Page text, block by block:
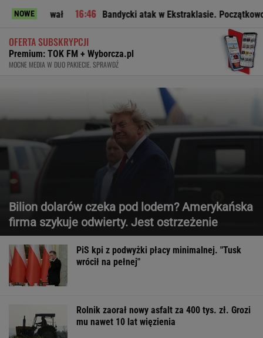
NOWE Bandycki atak w Ekstraklasie. Początkowo sędzia
OFERTA SUBSKRYPCJI
Premium: TOK FM + Wyborcza.pl
MOCNE MEDIA W DUO PAKIECIE. SPRAWDŹ
Bilion dolarów czeka pod lodem? Amerykańska
firma szykuje odwierty. Jest ostrzeżenie
PiS kpi z podwyżki płacy minimalnej. "Tusk
wrócił na pełnej"
Rolnik zaorał nowy asfalt za 400 tys. zł. Grozi
mu nawet 10 lat więzienia